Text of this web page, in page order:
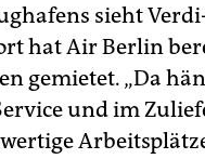
sieht
hat Air Berlin
gemietet. „Da
und im